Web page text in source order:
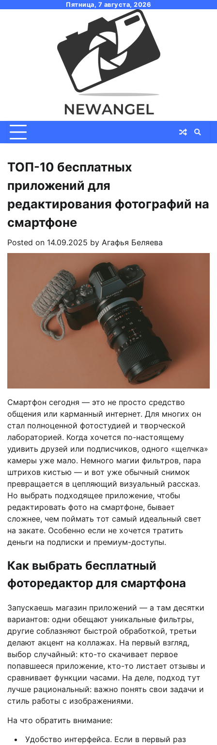
Пятница, 7 августа, 2026
ТОП-10 бесплатных
приложений для
редактирования фотографий на
смартфоне
Posted on 14.09.2025 by Агафья Беляева
Смартфон сегодня — это не просто средство
общения или карманный интернет. Для многих он
стал полноценной фотостудией и творческой
лабораторией. Когда хочется по-настоящему
удивить друзей или подписчиков, одного «щелчка»
камеры уже мало. Немного магии фильтров, пара
штрихов кистью — и вот уже обычный снимок
превращается в цепляющий визуальный рассказ.
Но выбрать подходящее приложение, чтобы
редактировать фото на смартфоне, бывает
сложнее, чем поймать тот самый идеальный свет
на закате. Особенно если не хочется тратить
деньги на подписки и премиум-доступы.
Как выбрать бесплатный
фоторедактор для смартфона
Запускаешь магазин приложений — а там десятки
вариантов: одни обещают уникальные фильтры,
другие соблазняют быстрой обработкой, третьи
делают акцент на коллажах. На первый взгляд,
выбор случайный: кто-то скачивает первое
попавшееся приложение, кто-то листает отзывы и
сравнивает функции часами. На деле, подход тут
лучше рациональный: важно понять свои задачи и
стиль работы с изображениями.
На что обратить внимание:
Удобство интерфейса. Если в первый раз